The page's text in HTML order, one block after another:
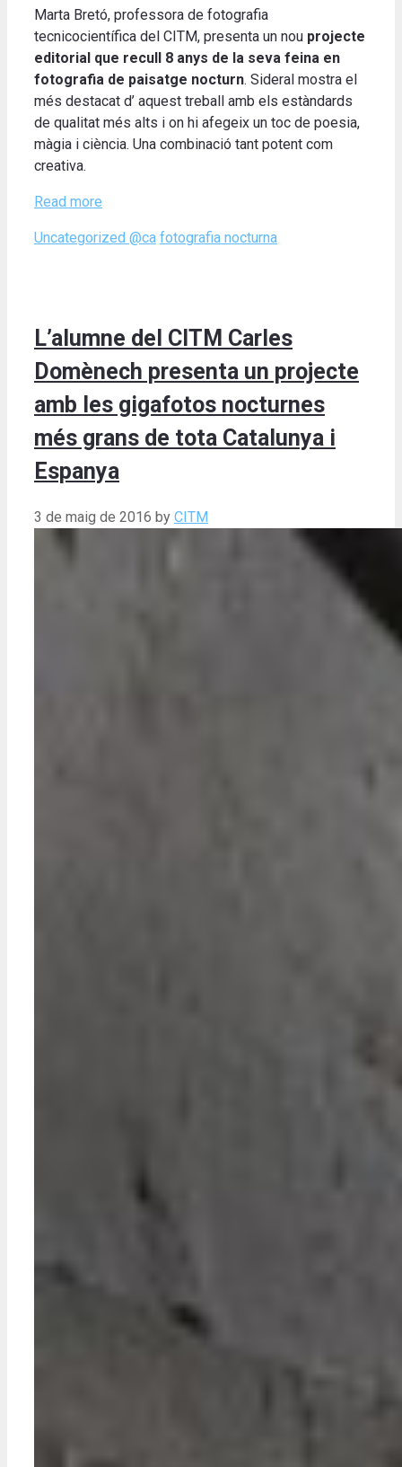
Marta Bretó, professora de fotografia
tecnicocientífica del CITM, presenta un nou projecte
editorial que recull 8 anys de la seva feina en
fotografia de paisatge nocturn. Sideral mostra el
més destacat d’ aquest treball amb els estàndards
de qualitat més alts i on hi afegeix un toc de poesia,
màgia i ciència. Una combinació tant potent com
creativa.
Read more
Categories
Uncategorized @ca Tags
fotografia nocturna
L’alumne del CITM Carles
Domènech presenta un projecte
amb les gigafotos nocturnes
més grans de tota Catalunya i
Espanya
3 de maig de 2016 by CITM